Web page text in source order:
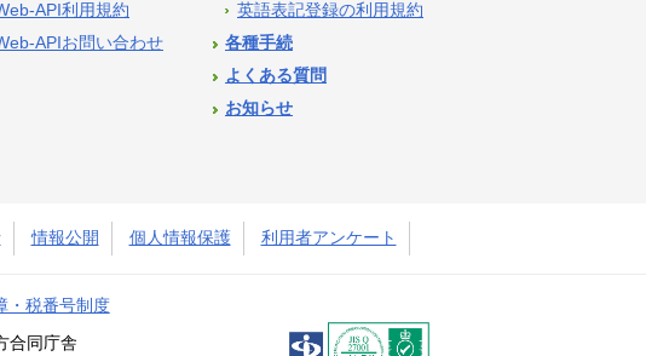
API利用規約
APIお問い合わせ
英語表記登録の利用規約
各種手続
よくある質問
お知らせ
情報公開 個人情報保護 利用者アンケート
・税番号制度
合同庁舎